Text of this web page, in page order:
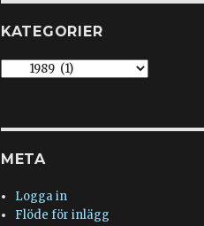
KATEGORIER
Kategorier
META
Logga in
Flöde för inlägg